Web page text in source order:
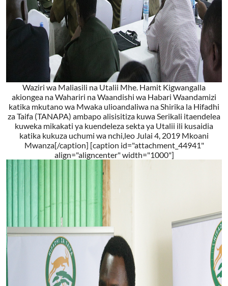
Waziri wa Maliasili na Utalii Mhe. Hamit Kigwangalla
akiongea na Wahariri na Waandishi wa Habari Waandamizi
katika mkutano wa Mwaka ulioandaliwa na Shirika la Hifadhi
za Taifa (TANAPA) ambapo alisisitiza kuwa Serikali itaendelea
kuweka mikakati ya kuendeleza sekta ya Utalii ili kusaidia
katika kukuza uchumi wa nchi,leo Julai 4, 2019 Mkoani
Mwanza[/caption] [caption id="attachment_44941"
align="aligncenter" width="1000"]